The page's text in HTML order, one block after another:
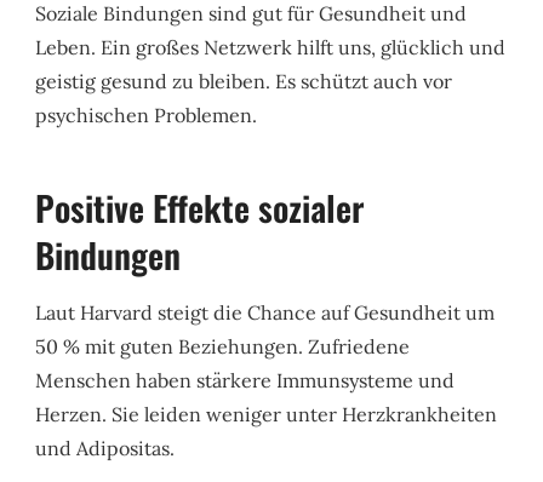
Soziale Bindungen sind gut für Gesundheit und
Leben. Ein großes Netzwerk hilft uns, glücklich und
geistig gesund zu bleiben. Es schützt auch vor
psychischen Problemen.
Positive Effekte sozialer
Bindungen
Laut Harvard steigt die Chance auf Gesundheit um
50 % mit guten Beziehungen. Zufriedene
Menschen haben stärkere Immunsysteme und
Herzen. Sie leiden weniger unter Herzkrankheiten
und Adipositas.